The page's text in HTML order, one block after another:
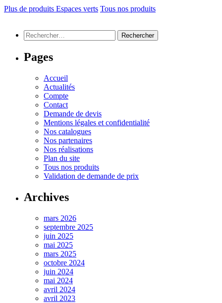
Plus de produits Espaces verts Tous nos produits
Rechercher :
Pages
Accueil
Actualités
Compte
Contact
Demande de devis
Mentions légales et confidentialité
Nos catalogues
Nos partenaires
Nos réalisations
Plan du site
Tous nos produits
Validation de demande de prix
Archives
mars 2026
septembre 2025
juin 2025
mai 2025
mars 2025
octobre 2024
juin 2024
mai 2024
avril 2024
avril 2023